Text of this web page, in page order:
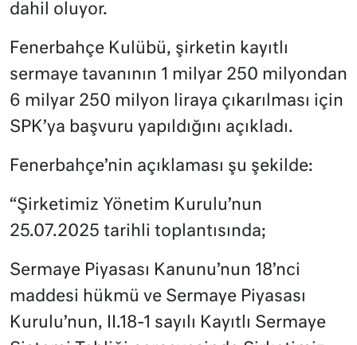
dahil oluyor.
Fenerbahçe Kulübü, şirketin kayıtlı
sermaye tavanının 1 milyar 250 milyondan
6 milyar 250 milyon liraya çıkarılması için
SPK’ya başvuru yapıldığını açıkladı.
Fenerbahçe’nin açıklaması şu şekilde:
“Şirketimiz Yönetim Kurulu’nun
25.07.2025 tarihli toplantısında;
Sermaye Piyasası Kanunu’nun 18’nci
maddesi hükmü ve Sermaye Piyasası
Kurulu’nun, II.18-1 sayılı Kayıtlı Sermaye